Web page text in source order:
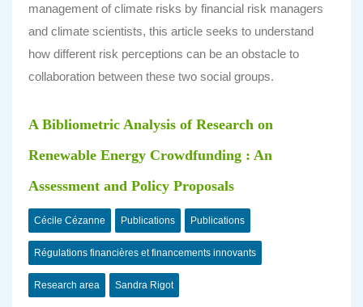
management of climate risks by financial risk managers
and climate scientists, this article seeks to understand
how different risk perceptions can be an obstacle to
collaboration between these two social groups.
A Bibliometric Analysis of Research on
Renewable Energy Crowdfunding : An
Assessment and Policy Proposals
Cécile Cézanne Publications Publications
Régulations financières et financements innovants
Research area Sandra Rigot